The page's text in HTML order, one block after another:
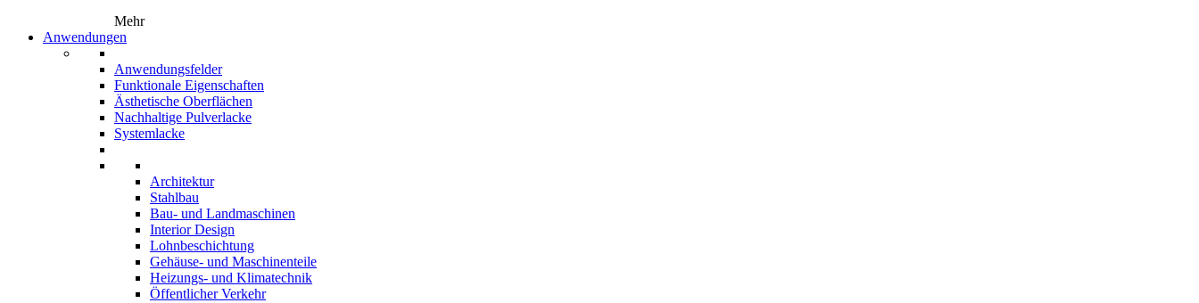
Mehr
Anwendungen
Anwendungsfelder
Funktionale Eigenschaften
Ästhetische Oberflächen
Nachhaltige Pulverlacke
Systemlacke
Architektur
Stahlbau
Bau- und Landmaschinen
Interior Design
Lohnbeschichtung
Gehäuse- und Maschinenteile
Heizungs- und Klimatechnik
Öffentlicher Verkehr